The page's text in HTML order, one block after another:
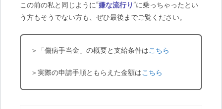
この前の私と同じように“嫌な流行り ”に乗っちゃったとい
う方もそうでない方も、ぜひ最後までご覧ください。
＞「傷病手当金」の概要と支給条件はこちら
＞実際の申請手順ともらえた金額はこちら